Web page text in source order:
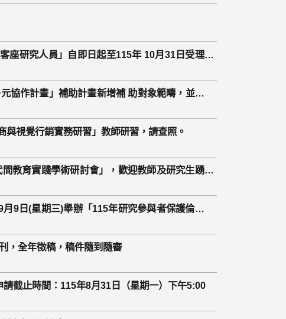
座研究人員」自即日起至115年 10月31日受理申
協作計畫」補助計畫新增補 助對象範疇，並更新
與視覺行銷實務研習」教師研習，請查照。
教育實踐學術研討會」，歡迎教師及研究生踴躍
9日(星期三)舉辦「115年研究參與者保護倫理講
，全年徵稿，稿件隨到隨審
截止時間：115年8月31日（星期一）下午5:00